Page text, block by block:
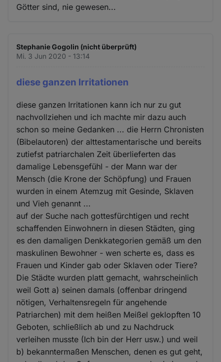
Götter sind, nie gewesen...
Stephanie Gogolin (nicht überprüft)
Mi. 3 Jun 2020 - 13:14
diese ganzen Irritationen
diese ganzen Irritationen kann ich nur zu gut
nachvollziehen und ich machte mir dazu auch
schon so meine Gedanken ... die Herrn Chronisten
(Bibelautoren) der alttestamentarische und bereits
zutiefst patriarchalen Zeit überlieferten das
damalige Lebensgefühl - der Mann war der
Mensch (die Krone der Schöpfung) und Frauen
wurden in einem Atemzug mit Gesinde, Sklaven
und Vieh genannt ...
auf der Suche nach gottesfürchtigen und recht
schaffenden Einwohnern in diesen Städten, ging
es den damaligen Denkkategorien gemäß um den
maskulinen Bewohner - wen scherte es, dass es
Frauen und Kinder gab oder Sklaven oder Tiere?
Die Städte wurden platt gemacht, wahrscheinlich
weil Gott a) seinen damals (offenbar dringend
nötigen, Verhaltensregeln für angehende
Patriarchen) mit dem heißen Meißel geklopften 10
Geboten, schließlich ab und zu Nachdruck
verleihen musste (Ich bin der Herr usw.) und weil
b) bekanntermaßen Menschen, denen es gut geht,